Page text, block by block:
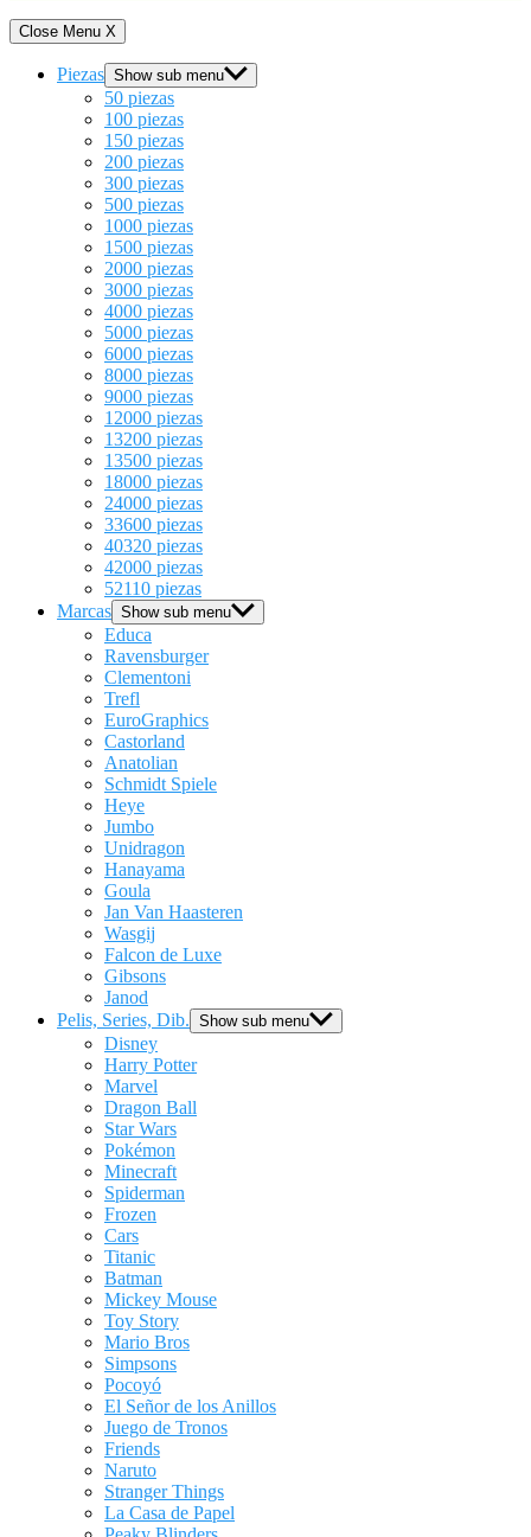
Close Menu X
Piezas Show sub menu
50 piezas
100 piezas
150 piezas
200 piezas
300 piezas
500 piezas
1000 piezas
1500 piezas
2000 piezas
3000 piezas
4000 piezas
5000 piezas
6000 piezas
8000 piezas
9000 piezas
12000 piezas
13200 piezas
13500 piezas
18000 piezas
24000 piezas
33600 piezas
40320 piezas
42000 piezas
52110 piezas
Marcas Show sub menu
Educa
Ravensburger
Clementoni
Trefl
EuroGraphics
Castorland
Anatolian
Schmidt Spiele
Heye
Jumbo
Unidragon
Hanayama
Goula
Jan Van Haasteren
Wasgij
Falcon de Luxe
Gibsons
Janod
Pelis, Series, Dib. Show sub menu
Disney
Harry Potter
Marvel
Dragon Ball
Star Wars
Pokémon
Minecraft
Spiderman
Frozen
Cars
Titanic
Batman
Mickey Mouse
Toy Story
Mario Bros
Simpsons
Pocoyó
El Señor de los Anillos
Juego de Tronos
Friends
Naruto
Stranger Things
La Casa de Papel